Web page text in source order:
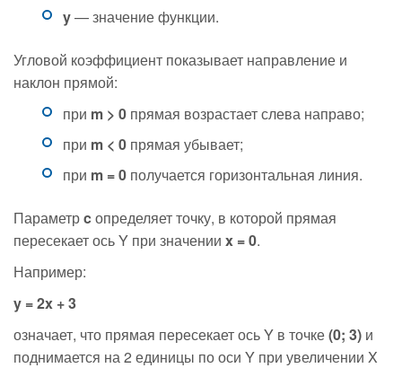
y— значение функции.
Угловой коэффициент показывает направление и
наклон прямой:
при m > 0 прямая возрастает слева направо;
при m < 0 прямая убывает;
при m = 0 получается горизонтальная линия.
Параметрcопределяет точку, в которой прямая
пересекает ось Y при значении x = 0.
Например:
y = 2x + 3
означает, что прямая пересекает ось Y в точке(0; 3) и
поднимается на 2 единицы по оси Y при увеличении X